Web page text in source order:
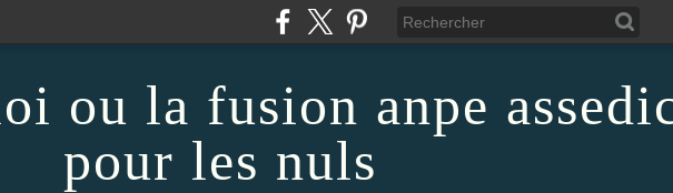
ou la fusion anpe
pour les nuls